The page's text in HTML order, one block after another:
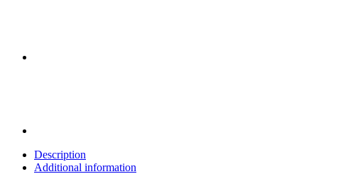
Description
Additional information